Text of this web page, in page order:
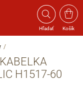
Hľadať Košík
/
H1517-60